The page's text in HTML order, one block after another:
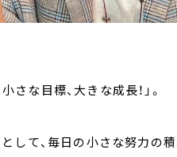
な目標、大きな成長！」。
して、毎日の小さな努力の